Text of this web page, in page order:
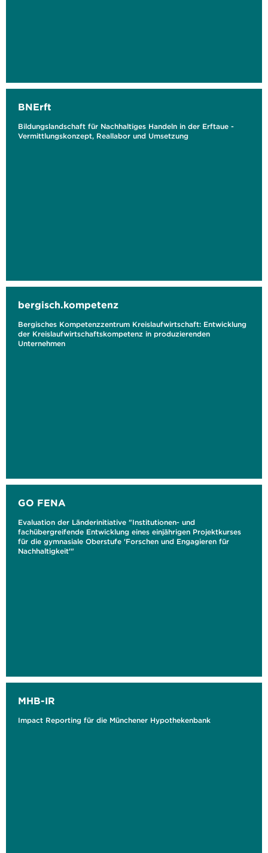
BNErft
Bildungslandschaft für Nachhaltiges Handeln in der Erftaue -
Vermittlungskonzept, Reallabor und Umsetzung
bergisch.kompetenz
Bergisches Kompetenzzentrum Kreislaufwirtschaft: Entwicklung
der Kreislaufwirtschaftskompetenz in produzierenden
Unternehmen
GO FENA
Evaluation der Länderinitiative "Institutionen- und
fachübergreifende Entwicklung eines einjährigen Projektkurses
für die gymnasiale Oberstufe 'Forschen und Engagieren für
Nachhaltigkeit'"
MHB-IR
Impact Reporting für die Münchener Hypothekenbank